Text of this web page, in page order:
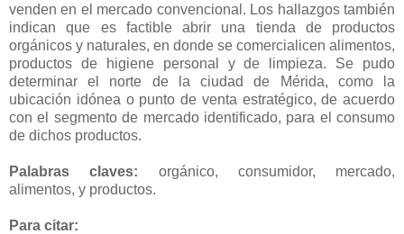
venden en el mercado convencional. Los hallazgos también
indican que es factible abrir una tienda de productos
orgánicos y naturales, en donde se comercialicen alimentos,
productos de higiene personal y de limpieza. Se pudo
determinar el norte de la ciudad de Mérida, como la
ubicación idónea o punto de venta estratégico, de acuerdo
con el segmento de mercado identificado, para el consumo
de dichos productos.
Palabras claves: orgánico, consumidor, mercado,
alimentos, y productos.
Para citar: